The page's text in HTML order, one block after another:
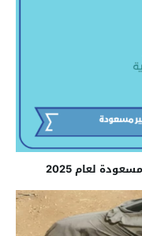
لعام 2025